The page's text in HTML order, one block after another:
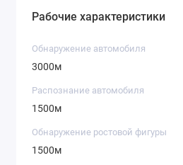
Рабочие характеристики
Обнаружение автомобиля
3000м
Распознание автомобиля
1500м
Обнаружение ростовой фигуры
1500м